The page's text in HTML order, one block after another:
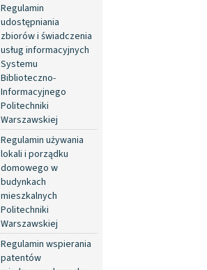
Regulamin
udostępniania
zbiorów i świadczenia
usług informacyjnych
Systemu
Biblioteczno-
Informacyjnego
Politechniki
Warszawskiej
Regulamin używania
lokali i porządku
domowego w
budynkach
mieszkalnych
Politechniki
Warszawskiej
Regulamin wspierania
patentów